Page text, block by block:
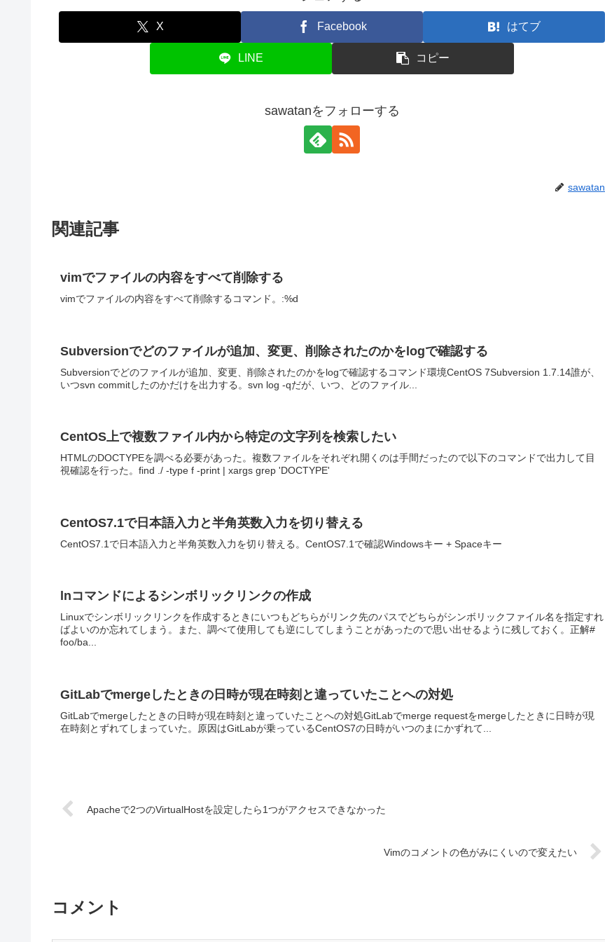
X Facebook はてブ
LINE コピー
sawatanをフォローする
sawatan
関連記事
vimでファイルの内容をすべて削除する
vimでファイルの内容をすべて削除するコマンド。:%d
Subversionでどのファイルが追加、変更、削除されたのかをlogで確認する
Subversionでどのファイルが追加、変更、削除されたのかをlogで確認するコマンド環境CentOS 7Subversion 1.7.14誰が、
いつsvn commitしたのかだけを出力する。svn log -qだが、いつ、どのファイル...
CentOS上で複数ファイル内から特定の文字列を検索したい
HTMLのDOCTYPEを調べる必要があった。複数ファイルをそれぞれ開くのは手間だったので以下のコマンドで出力して目
視確認を行った。find ./ -type f -print | xargs grep 'DOCTYPE'
CentOS7.1で日本語入力と半角英数入力を切り替える
CentOS7.1で日本語入力と半角英数入力を切り替える。CentOS7.1で確認Windowsキー + Spaceキー
lnコマンドによるシンボリックリンクの作成
Linuxでシンボリックリンクを作成するときにいつもどちらがリンク先のパスでどちらがシンボリックファイル名を指定すれ
ばよいのか忘れてしまう。また、調べて使用しても逆にしてしまうことがあったので思い出せるように残しておく。正解#
foo/ba...
GitLabでmergeしたときの日時が現在時刻と違っていたことへの対処
GitLabでmergeしたときの日時が現在時刻と違っていたことへの対処GitLabでmerge requestをmergeしたときに日時が現
在時刻とずれてしまっていた。原因はGitLabが乗っているCentOS7の日時がいつのまにかずれて...
Apacheで2つのVirtualHostを設定したら1つがアクセスできなかった
Vimのコメントの色がみにくいので変えたい
コメント